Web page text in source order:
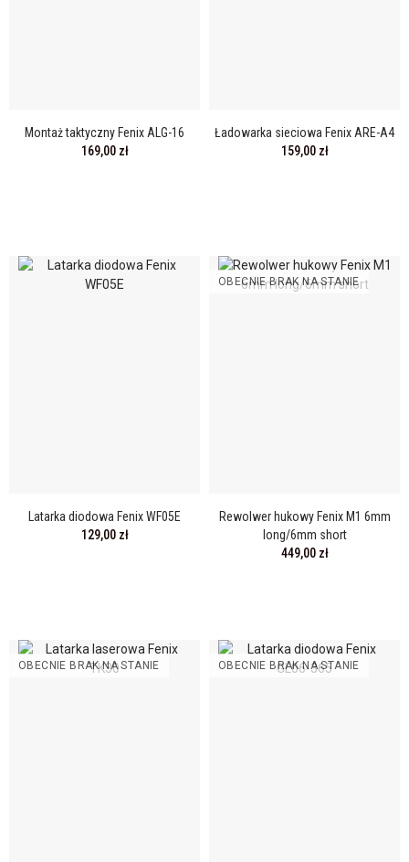
Montaż taktyczny Fenix ALG-16
169,00 zł
Ładowarka sieciowa Fenix ARE-A4
159,00 zł
Latarka diodowa Fenix WF05E
129,00 zł
OBECNIE BRAK NA STANIE
Rewolwer hukowy Fenix M1 6mm
long/6mm short
449,00 zł
OBECNIE BRAK NA STANIE OBECNIE BRAK NA STANIE